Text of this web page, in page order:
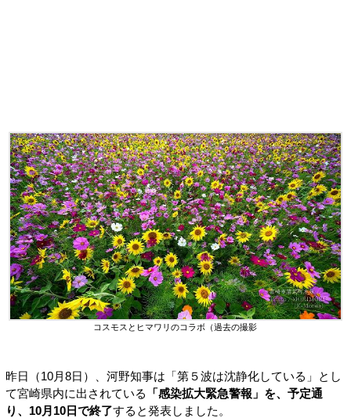
コスモスとヒマワリのコラボ（過去の撮影
昨日（10月8日）、河野知事は「第５波は沈静化している」とし
て宮崎県内に出されている
「感染拡大緊急警報」を、予定通
り、10月10日で終了すると発表しました。